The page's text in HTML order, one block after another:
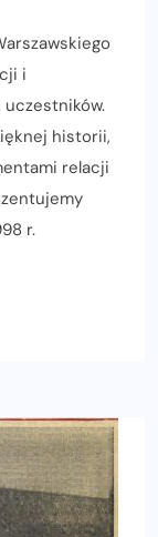
i
historii,
relacji
r.